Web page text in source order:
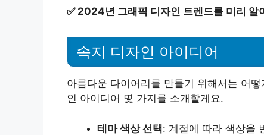
✅ 2024년 그래픽 디자인 트렌드를 미리 알
속지 디자인 아이디어
아름다운 다이어리를 만들기 위해서는 어
인 아이디어 몇 가지를 소개할게요.
테마 색상 선택: 계절에 따라 색상을